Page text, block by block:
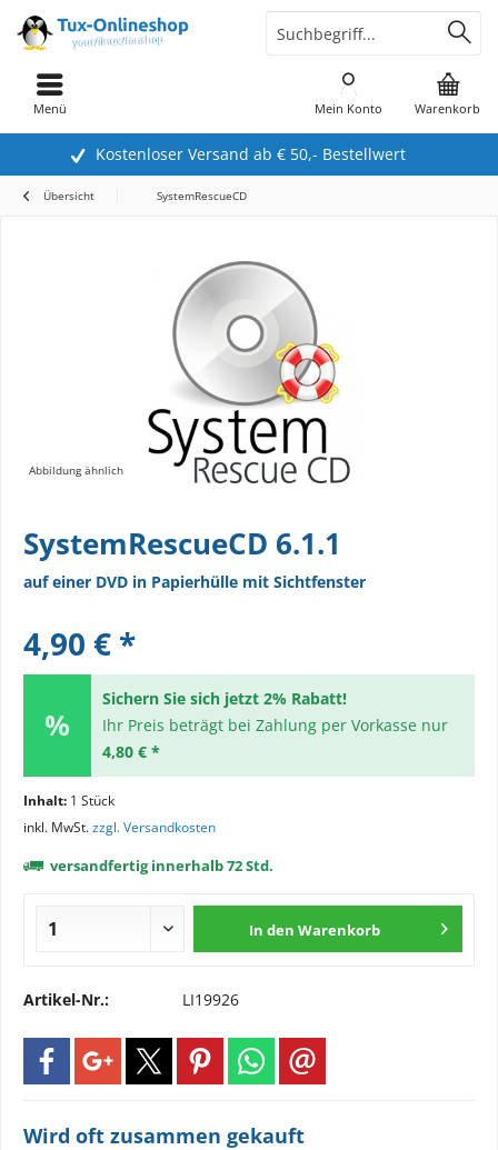
Kostenloser Versand ab € 50,- Bestellwert
Warenkorb
Mein Konto
Menü
Übersicht SystemRescueCD
Abbildung ähnlich
SystemRescueCD 6.1.1
auf einer DVD in Papierhülle mit Sichtfenster
4,90 € *
Sichern Sie sich jetzt 2% Rabatt!
Ihr Preis beträgt bei Zahlung per Vorkasse nur
4,80 € *
Inhalt: 1 Stück
inkl. MwSt.zzgl. Versandkosten
versandfertig innerhalb 72 Std.
In den Warenkorb
Artikel-Nr.: LI19926
Wird oft zusammen gekauft